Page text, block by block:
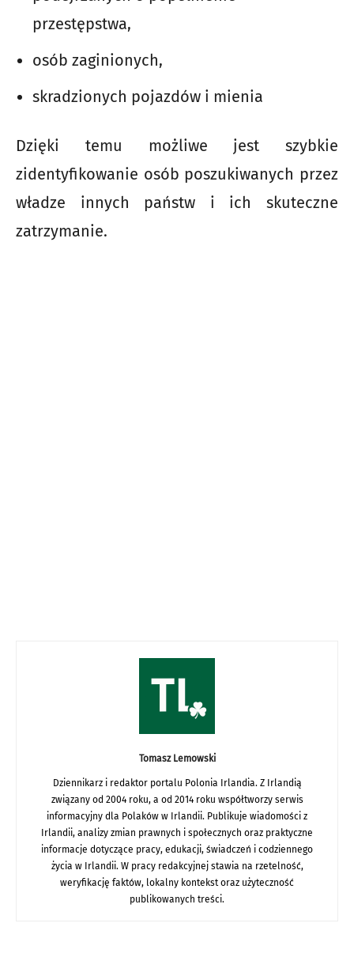
przestępstwa,
osób zaginionych,
skradzionych pojazdów i mienia
Dzięki temu możliwe jest szybkie
zidentyfikowanie osób poszukiwanych przez
władze innych państw i ich skuteczne
zatrzymanie.
Tomasz Lemowski
Dziennikarz i redaktor portalu Polonia Irlandia. Z Irlandią
związany od 2004 roku, a od 2014 roku współtworzy serwis
informacyjny dla Polaków w Irlandii. Publikuje wiadomości z
Irlandii, analizy zmian prawnych i społecznych oraz praktyczne
informacje dotyczące pracy, edukacji, świadczeń i codziennego
życia w Irlandii. W pracy redakcyjnej stawia na rzetelność,
weryfikację faktów, lokalny kontekst oraz użyteczność
publikowanych treści.